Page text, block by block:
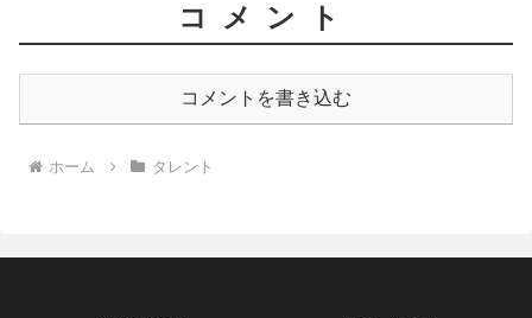
コメント
コメントを書き込む
ホーム タレント